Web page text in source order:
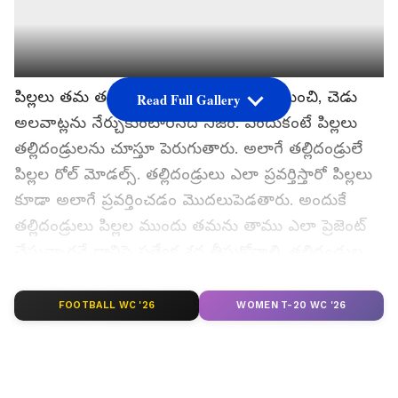
పిల్లలు తమ తల్లిదండ్రుల నుంచే ప్రతి ఒక్క మంచి, చెడు
అలవాట్లను నేర్చుకుంటారనేది నిజం. ఎందుకంటే పిల్లలు
తల్లిదండ్రులను చూస్తూ పెరుగుతారు. అలాగే తల్లిదండ్రులే
పిల్లల రోల్ మోడల్స్. తల్లిదండ్రులు ఎలా ప్రవర్తిస్తారో పిల్లలు
కూడా అలాగే ప్రవర్తించడం మొదలుపెడతారు. అందుకే
తల్లిదండ్రులు పిల్లల ముందు తమను తాము ఎలా ప్రెజెంట్
Read Full Gallery
FOOTBALL WC '26 WOMEN T-20 WC '26